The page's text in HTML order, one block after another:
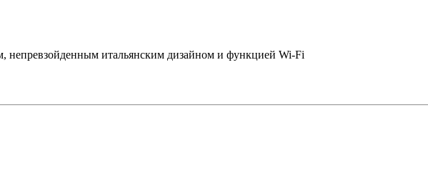
непревзойденным итальянским дизайном и функцией Wi-Fi